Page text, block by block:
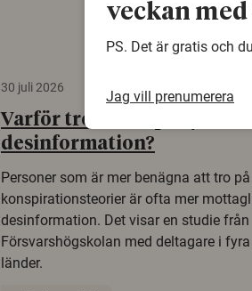
30 juli 2026
Varför tror vissa på rysk
desinformation?
Personer som är mer benägna att tro på
konspirationsteorier är ofta mer
desinformation. Det visar en studie från
Försvarshögskolan med deltagare i
länder.
veckan
PS. Det är gratis och
Jag vill prenumerera